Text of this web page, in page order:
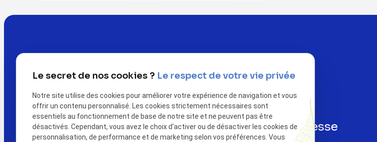
Téléphone Adresse
Le secret de nos cookies ? Le respect de votre vie privée
Notre site utilise des cookies pour améliorer votre expérience de navigation et vous
offrir un contenu personnalisé. Les cookies strictement nécessaires sont
essentiels au fonctionnement de base de notre site et ne peuvent pas être
désactivés. Cependant, vous avez le choix d'activer ou de désactiver les cookies de
personnalisation, de performance et de marketing selon vos préférences. Vous